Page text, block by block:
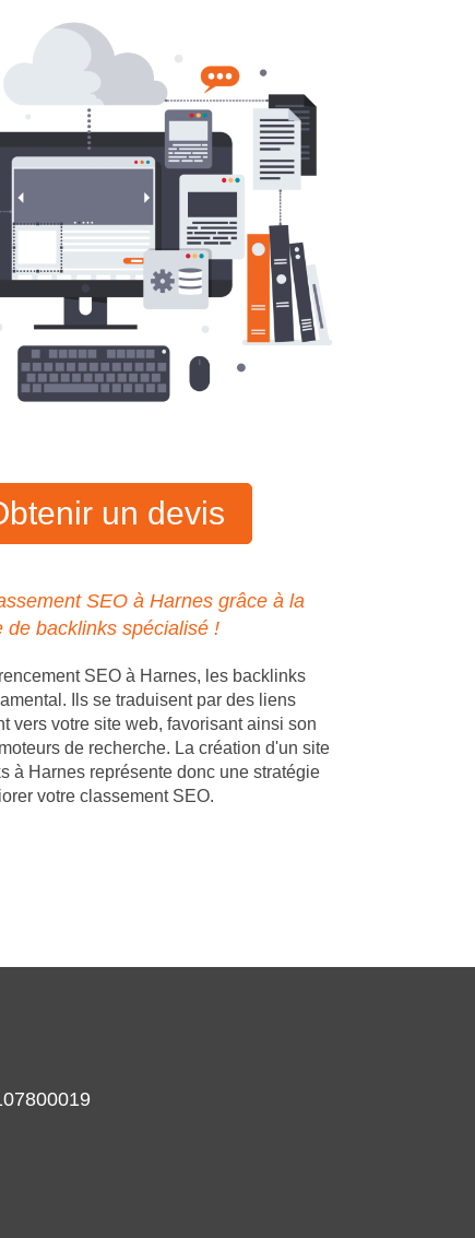
un devis
SEO à Harnes grâce à la
de backlinks spécialisé !
SEO à Harnes, les backlinks
Ils se traduisent par des liens
vers votre site web, favorisant ainsi son
de recherche. La création d'un site
à Harnes représente donc une stratégie
votre classement SEO.